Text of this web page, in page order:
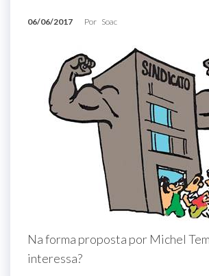
06/06/2017 Por Soac
Na forma proposta por Michel
interessa?